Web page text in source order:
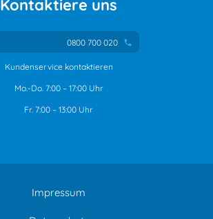
Kontaktiere uns
0800 700 020 phone
Kundenservice kontaktieren
Mo.-Do. 7:00 – 17:00 Uhr
Fr. 7:00 – 13:00 Uhr
Impressum